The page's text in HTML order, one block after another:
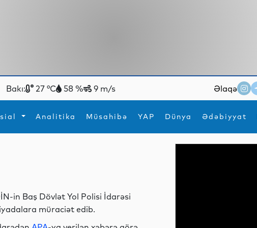
Bakı: 27 °C 58 % 9 m/s Əlaqə
Analitika Müsahibə YAP Dünya Ədəbiyyat
in Baş Dövlət Yol Polisi İdarəsi
müraciət edib.